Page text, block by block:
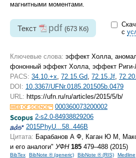
магнитными моментами.
Текст pdf (673 Кб)
с
Ключевые слова: эффект Холла,
фононный эффект Холла, эффект
PACS: 34.10.+x 72.15.Gd 72.15.Jf
DOI: 10.3367/UFNr.0185.201505b.0479
URL: https://ufn.ru/ru/articles/2015/5/b/
000360073200002
2-s2.0-84938829206
2015PhyU...58..446B
Цитата: Барабанов А Ф, Каган Ю М,
и его аналоги" УФН 185 479–488 (2015)
BibTex BibNote ® (generic) BibNote ® (RIS) Medline